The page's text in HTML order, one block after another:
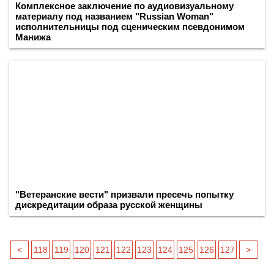
Комплексное заключение по аудиовизуальному
материалу под названием "Russian Woman"
исполнительницы под сценическим псевдонимом
Манижа
"Ветеранские вести" призвали пресечь попытку
дискредитации образа русской женщины
< 118 119 120 121 122 123 124 125 126 127 >